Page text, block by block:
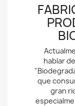
hablar
que
gran